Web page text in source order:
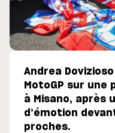
Andrea
MotoGP sur une
à Misano, après
d’émotion
proches.